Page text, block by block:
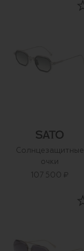
Солнцезащитные
очки
107 500 ₽